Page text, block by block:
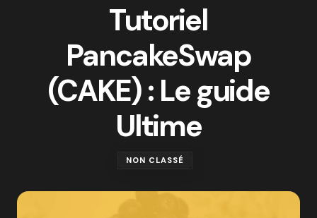
Tutoriel
PancakeSwap
(CAKE) : Le guide
Ultime
NON CLASSÉ